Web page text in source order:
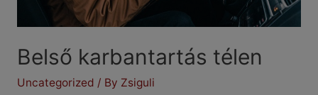
Belső karbantartás télen
Uncategorized / By Zsiguli